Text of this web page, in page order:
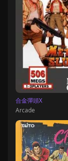
合金彈頭X
Arcade